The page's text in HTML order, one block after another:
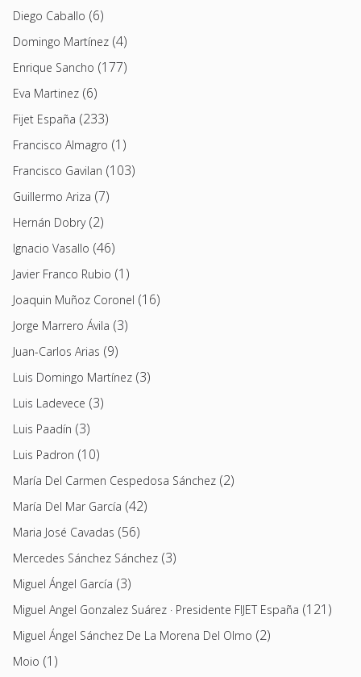
Diego Caballo (6)
Domingo Martínez (4)
Enrique Sancho (177)
Eva Martinez (6)
Fijet España (233)
Francisco Almagro (1)
Francisco Gavilan (103)
Guillermo Ariza (7)
Hernán Dobry(2)
Ignacio Vasallo (46)
Javier Franco Rubio (1)
Joaquin Muñoz Coronel (16)
Jorge Marrero Ávila (3)
Juan-Carlos Arias (9)
Luis Domingo Martínez (3)
Luis Ladevece (3)
Luis Paadín (3)
Luis Padron (10)
María Del Carmen Cespedosa Sánchez (2)
María Del Mar García (42)
Maria José Cavadas (56)
Mercedes Sánchez Sánchez (3)
Miguel Ángel García (3)
Miguel Angel Gonzalez Suárez · Presidente FIJET España (121)
Miguel Ángel Sánchez De La Morena Del Olmo (2)
Moio (1)